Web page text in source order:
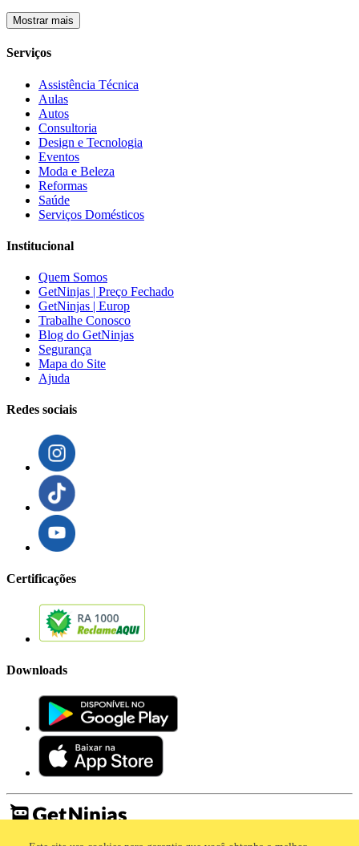
Mostrar mais
Serviços
Assistência Técnica
Aulas
Autos
Consultoria
Design e Tecnologia
Eventos
Moda e Beleza
Reformas
Saúde
Serviços Domésticos
Institucional
Quem Somos
GetNinjas | Preço Fechado
GetNinjas | Europ
Trabalhe Conosco
Blog do GetNinjas
Segurança
Mapa do Site
Ajuda
Redes sociais
Certificações
Downloads